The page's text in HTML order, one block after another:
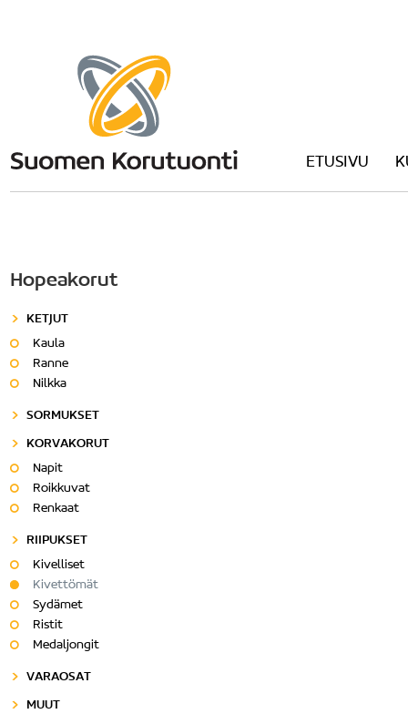
ETUSIVU
Hopeakorut
KETJUT
Kaula
Ranne
Nilkka
SORMUKSET
KORVAKORUT
Napit
Roikkuvat
Renkaat
RIIPUKSET
Kivelliset
Kivettömät
Sydämet
Ristit
Medaljongit
VARAOSAT
MUUT